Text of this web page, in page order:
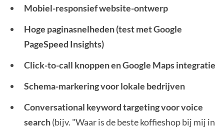
Mobiel-responsief website-ontwerp
Hoge paginasnelheden (test met Google
PageSpeed Insights)
Click-to-call knoppen en Google Maps integratie
Schema-markering voor lokale bedrijven
Conversational keyword targeting voor voice
search(bijv. "Waar is de beste koffieshop bij mij in